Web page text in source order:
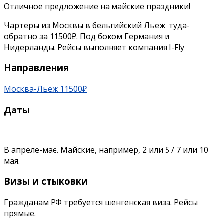
Отличное предложение на майские праздники!
Чартеры из Москвы в бельгийский Льеж туда-
обратно за 11500₽. Под боком Германия и
Нидерланды. Рейсы выполняет компания I-Fly
Направления
Москва-Льеж 11500₽
Даты
В апреле-мае. Майские, например, 2 или 5 / 7 или 10
мая.
Визы и стыковки
Гражданам РФ требуется шенгенская виза. Рейсы
прямые.